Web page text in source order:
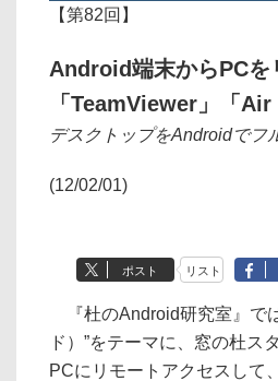
【第82回】
Android端末からPCを
「TeamViewer」「Air
デスクトップをAndroidで
(12/02/01)
ポスト リスト
『杜のAndroid研究室』で
ド）”をテーマに、窓の杜ス
PCにリモートアクセスして